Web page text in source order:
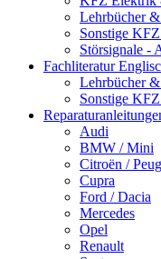
Lehrbücher
Sonstige
Störsignale -
Fachliteratur
Lehrbücher
Sonstige
Audi
BMW / Mini
Citroën /
Cupra
Ford / Dacia
Mercedes
Opel
Renault